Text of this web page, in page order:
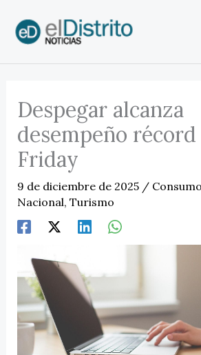
contenido
Despegar alcanza
desempeño récord
Friday
9 de diciembre de 2025 / Consumo
Nacional, Turismo